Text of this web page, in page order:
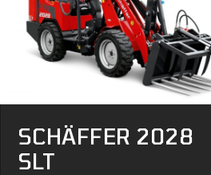
SCHÄFFER 2028
SLT